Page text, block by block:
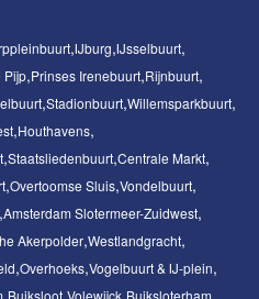
IJburg IJsselbuurt
Pijp Prinses Irenebuurt Rijnbuurt
Stadionbuurt Willemsparkbuurt
Houthavens
Staatsliedenbuurt Centrale Markt
Overtoomse Sluis Vondelbuurt
Amsterdam Slotermeer-Zuidwest
Akerpolder Westlandgracht
Overhoeks Vogelbuurt & IJ-plein
Buiksloot Volewijck Buiksloterham